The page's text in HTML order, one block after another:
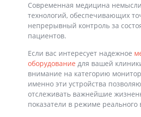
Современная медицина
технологий, обеспечивающих
непрерывный контроль за
пациентов.
Если вас интересует надежное
оборудование для вашей
внимание на категорию
именно эти устройства
отслеживать важнейшие
показатели в режиме реального